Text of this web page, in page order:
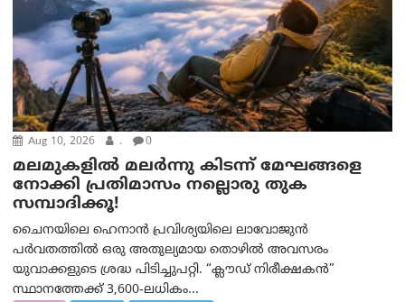
Aug 10, 2026 . 0
മലമുകളില്‍ മലര്‍ന്നു കിടന്ന് മേഘങ്ങളെ
നോക്കി പ്രതിമാസം നല്ലൊരു തുക
സമ്പാദിക്കൂ!
ചൈനയിലെ ഹെനാൻ പ്രവിശ്യയിലെ ലാവോജുൻ
പർവതത്തിൽ ഒരു അതുല്യമായ തൊഴിൽ അവസരം
യുവാക്കളുടെ ശ്രദ്ധ പിടിച്ചുപറ്റി. “ക്ലൗഡ് നിരീക്ഷകൻ”
സ്ഥാനത്തേക്ക് 3,600-ലധികം...